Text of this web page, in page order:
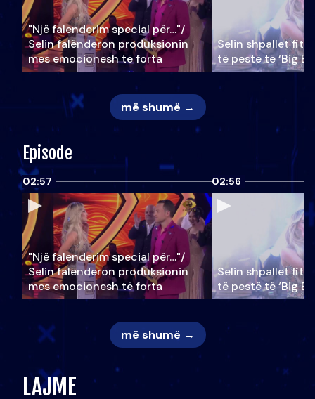
"Një falenderim special për…"/
Selin falënderon produksionin
mes emocionesh të forta
Selin shpallet
të pestë të ‘Big
më shumë →
Episode
02:57
"Një falenderim special për…"/
Selin falënderon produksionin
mes emocionesh të forta
02:56
Selin shpallet
të pestë të ‘Big
më shumë →
LAJME